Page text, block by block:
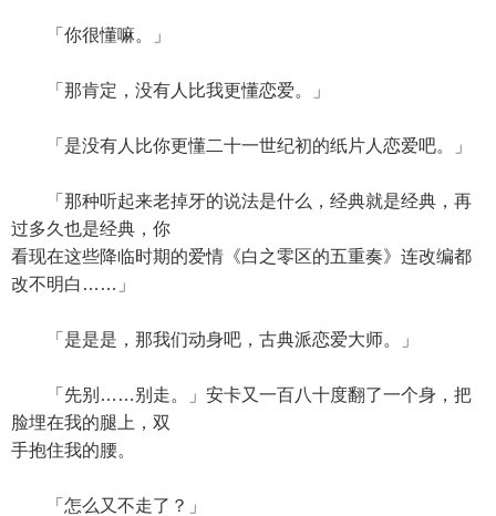
「你很懂嘛。」
「那肯定，没有人比我更懂恋爱。」
「是没有人比你更懂二十一世纪初的纸片人恋爱吧。」
「那种听起来老掉牙的说法是什么，经典就是经典，再
过多久也是经典，你
看现在这些降临时期的爱情《白之零区的五重奏》连改编都
改不明白……」
「是是是，那我们动身吧，古典派恋爱大师。」
「先别……别走。」安卡又一百八十度翻了一个身，把
脸埋在我的腿上，双
手抱住我的腰。
「怎么又不走了？」